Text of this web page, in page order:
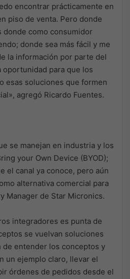
encontrar prácticamente en
piso de venta. Pero donde
donde como consumidor
donde sea más fácil y me
la información por parte del
para que los
esas soluciones que formen
agregó Ricardo Fuentes.
se manejan en industria y los
your Own Device (BYOD);
el canal ya conoce, pero aún
alternativa comercial para
Manager de Star Micronics.
integradores es punta de
se vuelvan soluciones
de entender los conceptos y
un ejemplo claro, llevar el
órdenes de pedidos desde el